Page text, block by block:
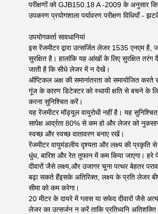
परीक्षणों को GJB150.18 A -2009 के अनुसार
उपकरण प्रयोगशाला पर्यावरण परीक्षण विधियाँ -
उपयोगकर्ता सावधानियां
इस रेंजमीटर द्वारा उत्सर्जित लेजर 1535 एनएम है,
सुरक्षित है। हालांकि यह आंखों के लिए सुरक्षित तरंग
जाती है कि सीधे लेजर में न देखें।
ऑप्टिकल अक्ष की समानांतरता को समायोजित
गूंज के कारण डिटेक्टर को स्थायी क्षति से बचने के
करना सुनिश्चित करें।
यह रेंजमीटर मॉड्यूल वायुरोधी नहीं है। यह
सापेक्ष आर्द्रता 80% से कम हो और लेजर को
स्वच्छ और स्वच्छ वातावरण बनाए रखें।
रेंजमीटर वायुमंडलीय दृश्यता और लक्ष्य की प्रकृति
धुंध, बारिश और रेत तूफान में कम किया जाएगा।
दीवारों जैसे लक्ष्य,और उजागर चूना पत्थर बेहतर
बढ़ा सकते हैंइसके अतिरिक्त, लक्ष्य के प्रति लेजर
सीमा को कम करेगा।
20 मीटर के दायरे में ग्लास या सफेद दीवारों जैसे
लेजर का उत्सर्जन न करें ताकि प्रतिध्वनि